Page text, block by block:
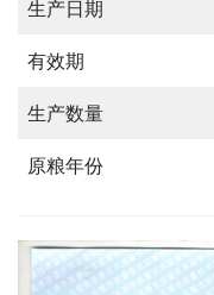
生产日期
有效期
生产数量
原粮年份